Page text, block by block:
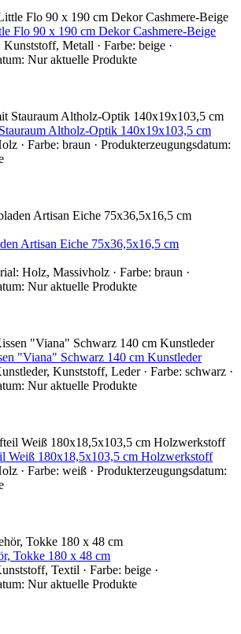
Flo 90 x 190 cm Dekor Cashmere-Beige
Metall · Farbe: beige ·
Nur aktuelle Produkte
Altholz-Optik 140x19x103,5 cm
· Farbe: braun · Produkterzeugungsdatum:
Artisan Eiche 75x36,5x16,5 cm
Holz, Massivholz · Farbe: braun ·
Nur aktuelle Produkte
"Viana" Schwarz 140 cm Kunstleder
Kunststoff, Leder · Farbe: schwarz ·
Nur aktuelle Produkte
180x18,5x103,5 cm Holzwerkstoff
· Farbe: weiß · Produkterzeugungsdatum:
Tokke 180 x 48 cm
Textil · Farbe: beige ·
Nur aktuelle Produkte